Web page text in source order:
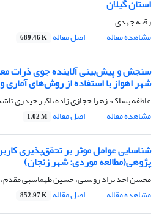
استان گیلان
رقیه جهدی
مشاهده مقاله
اصل مقاله 689.46 K
شهر اهواز با استفاده از روش‌های
عاطفه بساک، زهرا حجازی زاده، اکبر حیدری
مشاهده مقاله
اصل مقاله 1.02 M
شناسایی عوامل موثر بر تحقق‌پذیری
پژوهی(مطالعه موردی: شهر زنجان)
محسن احد نژاد روشتی، حسین طهماسبی
مشاهده مقاله
اصل مقاله 852.97 K